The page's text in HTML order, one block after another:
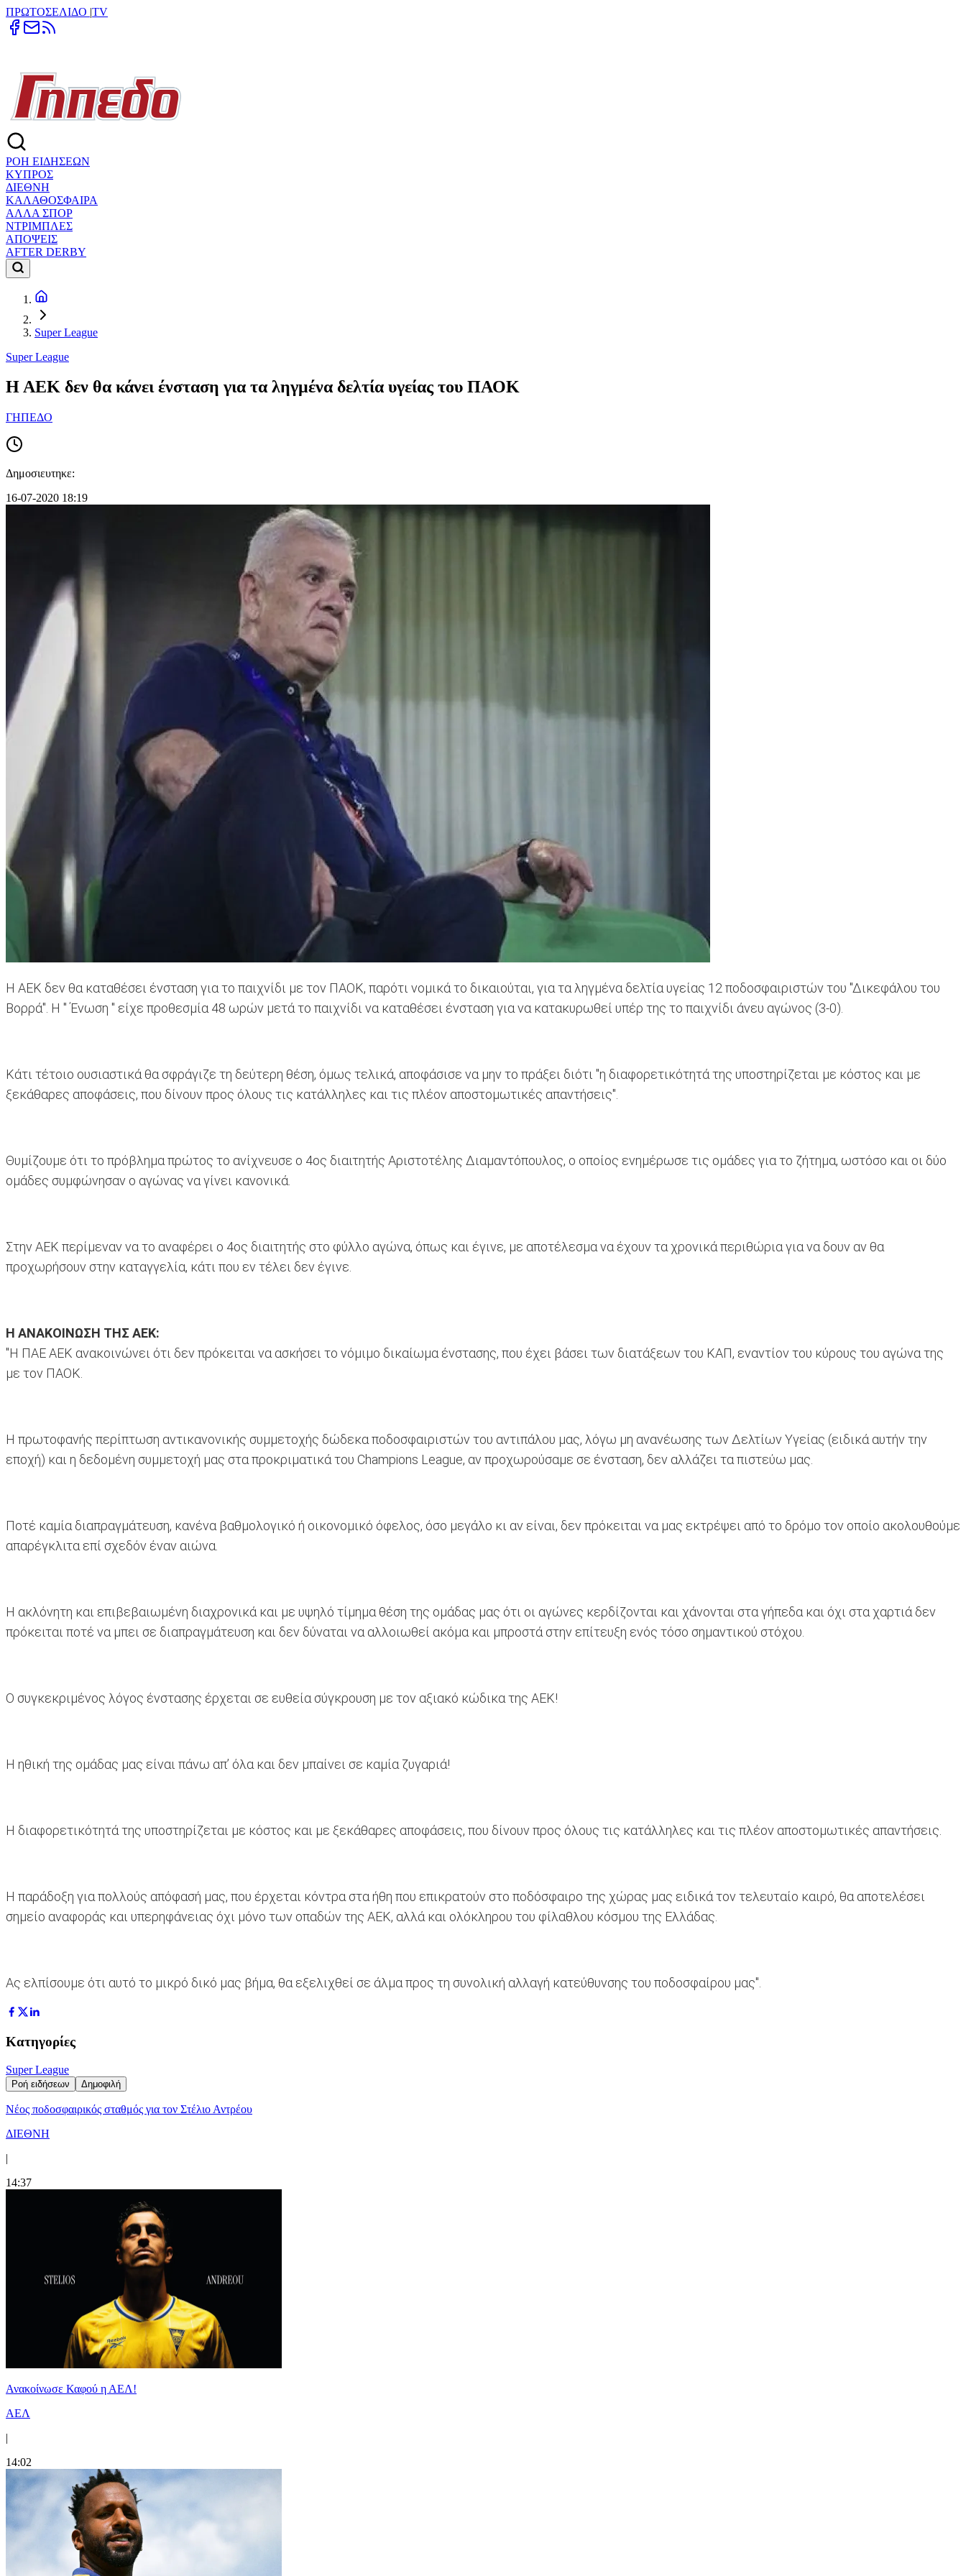
ΠΡΩΤΟΣΕΛΙΔΟ |TV
ΡΟΗ ΕΙΔΗΣΕΩΝ
ΚΥΠΡΟΣ
ΔΙΕΘΝΗ
ΚΑΛΑΘΟΣΦΑΙΡΑ
ΑΛΛΑ ΣΠΟΡ
ΝΤΡΙΜΠΛΕΣ
ΑΠΟΨΕΙΣ
AFTER DERBY
Super League
Super League
H AEK δεν θα κάνει ένσταση για τα ληγμένα δελτία υγείας του ΠΑΟΚ
ΓΗΠΕΔΟ
Δημοσιευτηκε:
16-07-2020 18:19
H ΑΕΚ δεν θα καταθέσει ένσταση για το παιχνίδι με τον ΠΑΟΚ, παρότι νομικά το δικαιούται, για τα ληγμένα δελτία υγείας 12 ποδοσφαιριστών του "Δικεφάλου του
Βορρά". Η " Ένωση " είχε προθεσμία 48 ωρών μετά το παιχνίδι να καταθέσει ένσταση για να κατακυρωθεί υπέρ της το παιχνίδι άνευ αγώνος (3-0).
Κάτι τέτοιο ουσιαστικά θα σφράγιζε τη δεύτερη θέση, όμως τελικά, αποφάσισε να μην το πράξει διότι "η διαφορετικότητά της υποστηρίζεται με κόστος και με
ξεκάθαρες αποφάσεις, που δίνουν προς όλους τις κατάλληλες και τις πλέον αποστομωτικές απαντήσεις".
Θυμίζουμε ότι το πρόβλημα πρώτος το ανίχνευσε ο 4ος διαιτητής Αριστοτέλης Διαμαντόπουλος, ο οποίος ενημέρωσε τις ομάδες για το ζήτημα, ωστόσο και οι δύο
ομάδες συμφώνησαν ο αγώνας να γίνει κανονικά.
Στην ΑΕΚ περίμεναν να το αναφέρει ο 4ος διαιτητής στο φύλλο αγώνα, όπως και έγινε, με αποτέλεσμα να έχουν τα χρονικά περιθώρια για να δουν αν θα
προχωρήσουν στην καταγγελία, κάτι που εν τέλει δεν έγινε.
Η ΑΝΑΚΟΙΝΩΣΗ ΤΗΣ ΑΕΚ:
"H ΠΑΕ ΑΕΚ ανακοινώνει ότι δεν πρόκειται να ασκήσει το νόμιμο δικαίωμα ένστασης, που έχει βάσει των διατάξεων του ΚΑΠ, εναντίον του κύρους του αγώνα της
με τον ΠΑΟΚ.
Η πρωτοφανής περίπτωση αντικανονικής συμμετοχής δώδεκα ποδοσφαιριστών του αντιπάλου μας, λόγω μη ανανέωσης των Δελτίων Υγείας (ειδικά αυτήν την
εποχή) και η δεδομένη συμμετοχή μας στα προκριματικά του Champions League, αν προχωρούσαμε σε ένσταση, δεν αλλάζει τα πιστεύω μας.
Ποτέ καμία διαπραγμάτευση, κανένα βαθμολογικό ή οικονομικό όφελος, όσο μεγάλο κι αν είναι, δεν πρόκειται να μας εκτρέψει από το δρόμο τον οποίο ακολουθούμε
απαρέγκλιτα επί σχεδόν έναν αιώνα.
Η ακλόνητη και επιβεβαιωμένη διαχρονικά και με υψηλό τίμημα θέση της ομάδας μας ότι οι αγώνες κερδίζονται και χάνονται στα γήπεδα και όχι στα χαρτιά δεν
πρόκειται ποτέ να μπει σε διαπραγμάτευση και δεν δύναται να αλλοιωθεί ακόμα και μπροστά στην επίτευξη ενός τόσο σημαντικού στόχου.
Ο συγκεκριμένος λόγος ένστασης έρχεται σε ευθεία σύγκρουση με τον αξιακό κώδικα της ΑΕΚ!
Η ηθική της ομάδας μας είναι πάνω απ’ όλα και δεν μπαίνει σε καμία ζυγαριά!
Η διαφορετικότητά της υποστηρίζεται με κόστος και με ξεκάθαρες αποφάσεις, που δίνουν προς όλους τις κατάλληλες και τις πλέον αποστομωτικές απαντήσεις.
Η παράδοξη για πολλούς απόφασή μας, που έρχεται κόντρα στα ήθη που επικρατούν στο ποδόσφαιρο της χώρας μας ειδικά τον τελευταίο καιρό, θα αποτελέσει
σημείο αναφοράς και υπερηφάνειας όχι μόνο των οπαδών της ΑΕΚ, αλλά και ολόκληρου του φίλαθλου κόσμου της Ελλάδας.
Ας ελπίσουμε ότι αυτό το μικρό δικό μας βήμα, θα εξελιχθεί σε άλμα προς τη συνολική αλλαγή κατεύθυνσης του ποδοσφαίρου μας".
Κατηγορίες
Super League
Ροή ειδήσεων Δημοφιλή
Νέος ποδοσφαιρικός σταθμός για τον Στέλιο Αντρέου
ΔΙΕΘΝΗ
|
14:37
Ανακοίνωσε Καφού η ΑΕΛ!
ΑΕΛ
|
14:02